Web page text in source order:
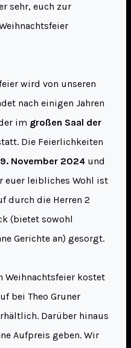
sehr, euch zur
wird von unseren
nach einigen Jahren
im großen Saal der
Die Feierlichkeiten
November 2024 und
euer leibliches Wohl ist
durch die Herren 2
(bietet sowohl
Gerichte an) gesorgt.
kostet
bei Theo Gruner
Darüber hinaus
Aufpreis geben. Wir